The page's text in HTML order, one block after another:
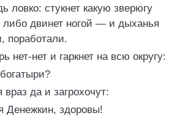
ловко: стукнет какую зверюгу
двинет ногой — и дыханья
поработали.
нет-нет и гаркнет на всю округу:
да и загрохочут:
здоровы!